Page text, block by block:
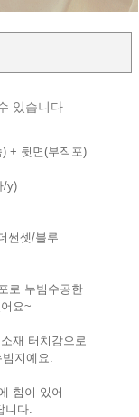
있습니다
+ 뒷면(부직포)
/y)
썬셋/블루
로 누빔수공한
요~
재 터치감으로
지예요.
힘이 있어
니다.